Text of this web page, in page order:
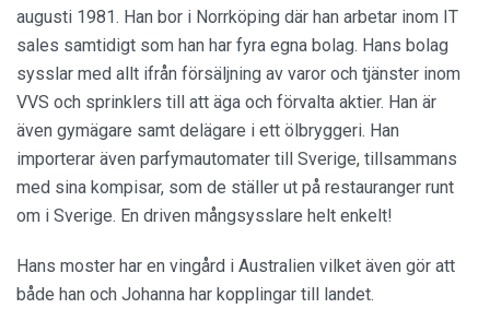
augusti 1981. Han bor i Norrköping där han arbetar inom IT
sales samtidigt som han har fyra egna bolag. Hans bolag
sysslar med allt ifrån försäljning av varor och tjänster inom
VVS och sprinklers till att äga och förvalta aktier. Han är
även gymägare samt delägare i ett ölbryggeri. Han
importerar även parfymautomater till Sverige, tillsammans
med sina kompisar, som de ställer ut på restauranger runt
om i Sverige. En driven mångsysslare helt enkelt!
Hans moster har en vingård i Australien vilket även gör att
både han och Johanna har kopplingar till landet.